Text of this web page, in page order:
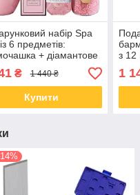
набір Spa
6 предметів:
+ діамантове
+ бомбочка для
+ сіль + маска для
₴ 1 440 ₴
Купити
з 12
1